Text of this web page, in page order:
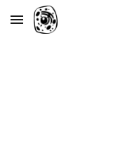
Skip to main content